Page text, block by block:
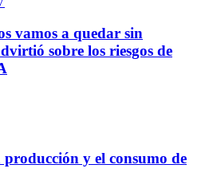
vamos a quedar sin
sobre los riesgos de
y el consumo de